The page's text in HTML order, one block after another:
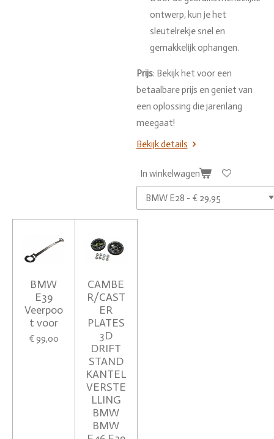
ontwerp, kun je het
sleutelrekje snel en
gemakkelijk ophangen.
Prijs: Bekijk het voor een
betaalbare prijs en geniet van
een oplossing die jarenlang
meegaat!
Bekijk details
In winkelwagen
BMW
E39
Veerpoo
t voor
€ 99,00
CAMBE
R/CAST
ER
PLATES
3D
DRIFT
STAND
KANTEL
VERSTE
LLING
BMW
BMW